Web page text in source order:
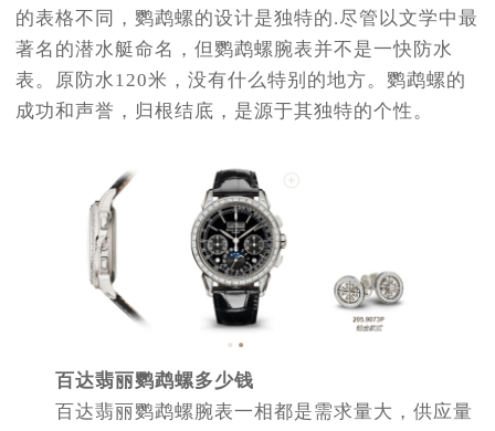
的表格不同，鹦鹉螺的设计是独特的.尽管以文学中最
著名的潜水艇命名，但鹦鹉螺腕表并不是一快防水
表。原防水120米，没有什么特别的地方。鹦鹉螺的
成功和声誉，归根结底，是源于其独特的个性。
百达翡丽鹦鹉螺多少钱
百达翡丽鹦鹉螺腕表一相都是需求量大，供应量